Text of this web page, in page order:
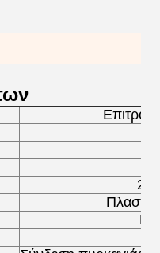
2